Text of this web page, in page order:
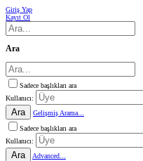
Giriş Yap
Kayıt Ol
Ara
Sadece başlıkları ara
Kullanıcı:
Ara
Gelişmiş Arama...
Sadece başlıkları ara
Kullanıcı:
Ara
Advanced...